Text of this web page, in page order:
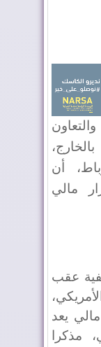
أن
مالي
عقب
يعد
مذكرا